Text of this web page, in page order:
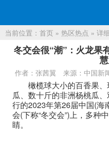
当前位置： 首页 » 热区热点 » 详
冬交会很“潮”：火龙果
作者：张茜翼 来源：中国新
橄榄球大小的百香果
瓜、数十斤的非洲杨桃瓜
行的2023年第26届中国(海
会(下称“冬交会”)上，多种
睛。